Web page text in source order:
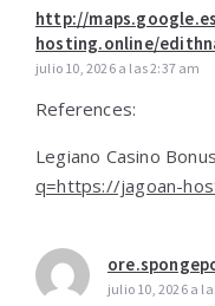
http://
hosting.online/
julio 10, 2026 a las 2:37 am
References:
Legiano Casino
q=https://jagoan-
julio 10, 2026 a